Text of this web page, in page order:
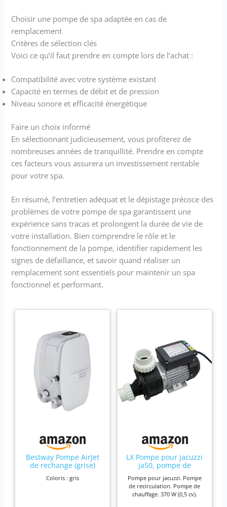
Choisir une pompe de spa adaptée en cas de
remplacement
Critères de sélection clés
Voici ce qu’il faut prendre en compte lors de l’achat :
Compatibilité avec votre système existant
Capacité en termes de débit et de pression
Niveau sonore et efficacité énergétique
Faire un choix informé
En sélectionnant judicieusement, vous profiterez de
nombreuses années de tranquillité. Prendre en compte
ces facteurs vous assurera un investissement rentable
pour votre spa.
En résumé, l’entretien adéquat et le dépistage précoce des
problèmes de votre pompe de spa garantissent une
expérience sans tracas et prolongent la durée de vie de
votre installation. Bien comprendre le rôle et le
fonctionnement de la pompe, identifier rapidement les
signes de défaillance, et savoir quand réaliser un
remplacement sont essentiels pour maintenir un spa
fonctionnel et performant.
Bestway Pompe AirJet
de rechange (grise)
(à partir de 2021 | NO)
Coloris : gris
LX Pompe pour jacuzzi
ja50, pompe de
Pompe pour jacuzzi. Pompe
de recirculation. Pompe de
chauffage. 370 W (0,5 cv).